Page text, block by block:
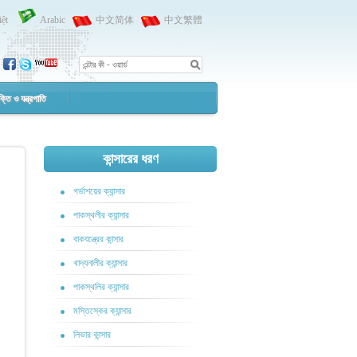
Arabic 中文简体 中文繁體
ও যন্ত্রপাতি
কান্সারের ধরণ
গর্ভাশয়ের ক্যান্সার
পাকস্থলীর ক্যান্সার
বাকযন্ত্রের কান্সার
খাদ্যনালীর ক্যান্সার
পাকস্থলির ক্যান্সার
মস্তিস্কের ক্যান্সার
লিভার কান্সার